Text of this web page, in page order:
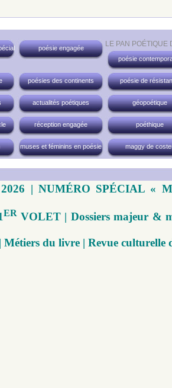
LE PAN POÉTIQUE
poésie engagée
poésie
poésies des continents poésie de
actualités poétiques géopoétique
réception engagée poéthique
muses et féminins en poésie maggy de
| NUMÉRO SPÉCIAL «
ERVOLET | Dossiers majeur &
Métiers du livre | Revue culturelle